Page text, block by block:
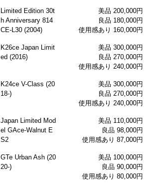
Limited Edition 30t
h Anniversary 814
CE-L30 (2004)
美品 200,000円
良品 180,000円
使用感あり 160,000円
K26ce Japan Limit
ed (2016)
美品 300,000円
良品 270,000円
使用感あり 240,000円
K24ce V-Class (20
18-)
美品 300,000円
良品 270,000円
使用感あり 240,000円
Japan Limited Mod
el GAce-Walnut E
S2
美品 110,000円
良品 98,000円
使用感あり 87,000円
GTe Urban Ash (20
20-)
美品 100,000円
良品 90,000円
使用感あり 80,000円